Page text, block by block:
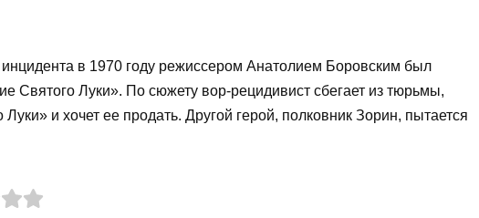
в 1970 году режиссером Анатолием Боровским был
Святого Луки». По сюжету вор-рецидивист сбегает из тюрьмы,
и хочет ее продать. Другой герой, полковник Зорин, пытается